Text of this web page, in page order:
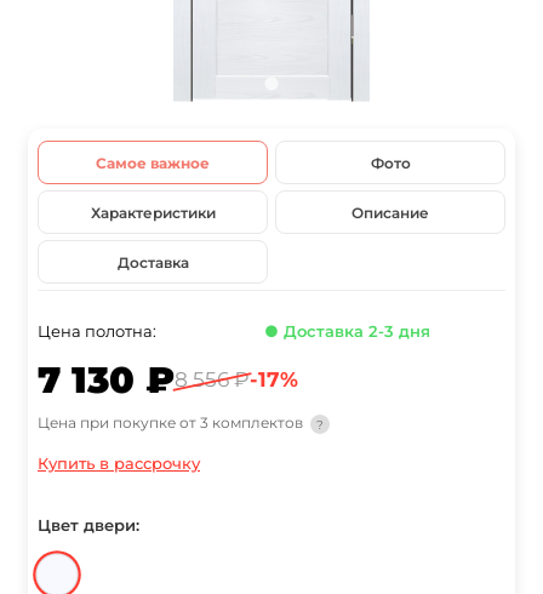
Самое важное Фото
Характеристики Описание
Доставка
Цена полотна: ● Доставка 2-3 дня
7 130 ₽8 556 ₽-17%
Цена при покупке от 3 комплектов ?
Купить в рассрочку
Цвет двери: